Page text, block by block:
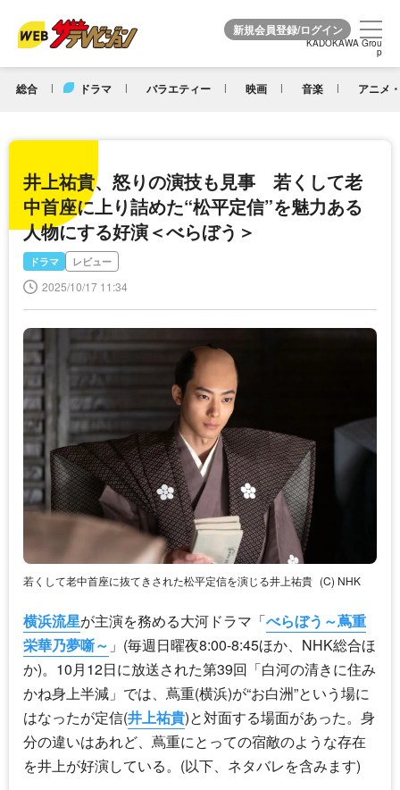
KADOKAWA Grou
p
総合 ドラマ バラエティー 映画 音楽 アニメ
KADOKAWA Grou
p
井上祐貴、怒りの演技も見事 若くして老
中首座に上り詰めた“松平定信”を魅力ある
人物にする好演＜べらぼう＞
ドラマ レビュー
2025/10/17 11:34
若くして老中首座に抜てきされた松平定信を演じる井上祐貴 (C) NHK
横浜流星が主演を務める大河ドラマ「べらぼう～蔦重
栄華乃夢噺～ 」(毎週日曜夜8:00-8:45ほか、NHK総合ほ
か)。10月12日に放送された第39回「白河の清きに住み
かね身上半減」では、蔦重(横浜)が“お白洲”という場に
はなったが定信(井上祐貴)と対面する場面があった。身
分の違いはあれど、蔦重にとっての宿敵のような存在
を井上が好演している。(以下、ネタバレを含みます)